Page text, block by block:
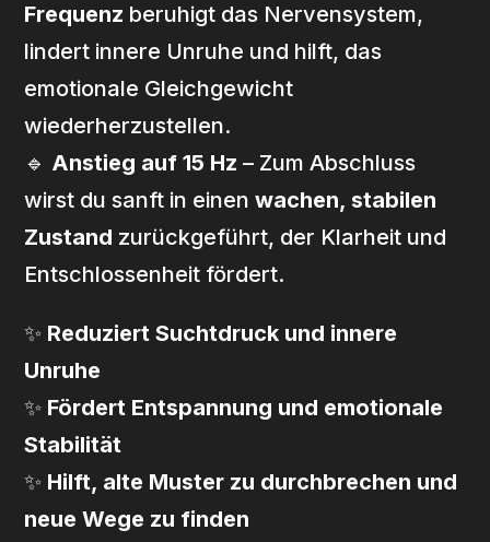
Frequenz beruhigt das Nervensystem,
lindert innere Unruhe und hilft, das
emotionale Gleichgewicht
wiederherzustellen.
🔹 Anstieg auf 15 Hz – Zum Abschluss
wirst du sanft in einenwachen, stabilen
Zustand zurückgeführt, der Klarheit und
Entschlossenheit fördert.
✨ Reduziert Suchtdruck und innere
Unruhe
✨ Fördert Entspannung und emotionale
Stabilität
✨ Hilft, alte Muster zu durchbrechen und
neue Wege zu finden